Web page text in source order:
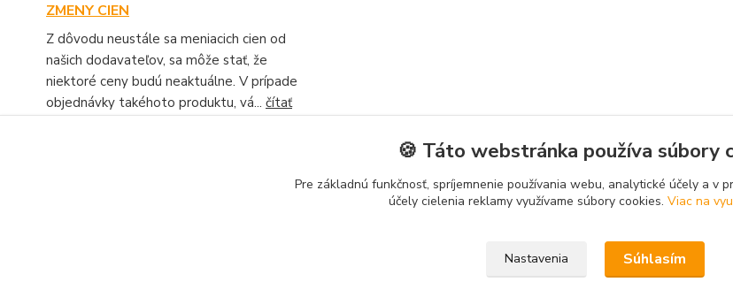
ZMENY CIEN
Z dôvodu neustále sa meniacich cien od
našich dodavateľov, sa môže stať, že
niektoré ceny budú neaktuálne. V prípade
objednávky takéhoto produktu, vá... čítať
🍪 Táto webstránka používa súbory
Pre základnú funkčnosť, spríjemnenie používania webu, analytické účely a v
účely cielenia reklamy využívame súbory cookies. Viac na
Nastavenia Súhlasím